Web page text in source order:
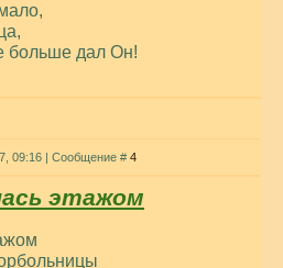
больше дал Он!
09:16 | Сообщение # 4
этажом